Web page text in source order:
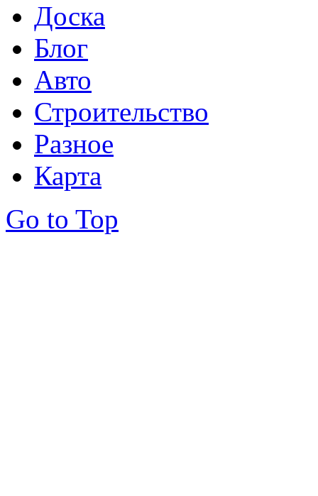
Доска
Блог
Авто
Строительство
Разное
Карта
Go to Top